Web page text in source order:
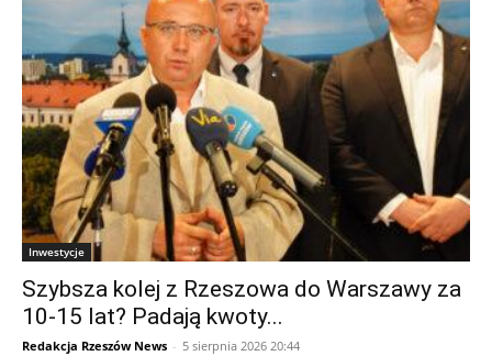
Inwestycje
Szybsza kolej z Rzeszowa do Warszawy za
10-15 lat? Padają kwoty...
Redakcja Rzeszów News - 5 sierpnia 2026 20:44